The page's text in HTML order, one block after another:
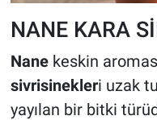
NANE KARA
Nanekeskin
sivrisinekleri uzak
yayılan bir bitki